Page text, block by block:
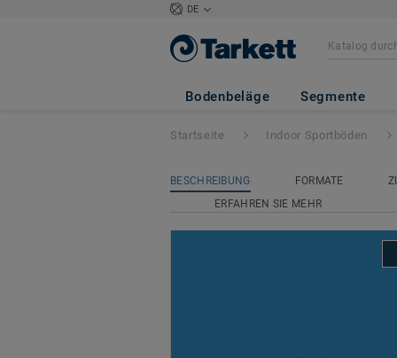
DE
Bodenbeläge Segmente
Omnisports
Startseite Indoor Sportböden
BESCHREIBUNG FORMATE
ERFAHREN SIE MEHR